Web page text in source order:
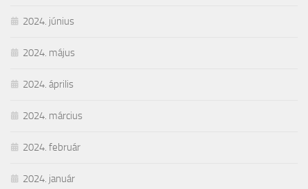
2024. június
2024. május
2024. április
2024. március
2024. február
2024. január